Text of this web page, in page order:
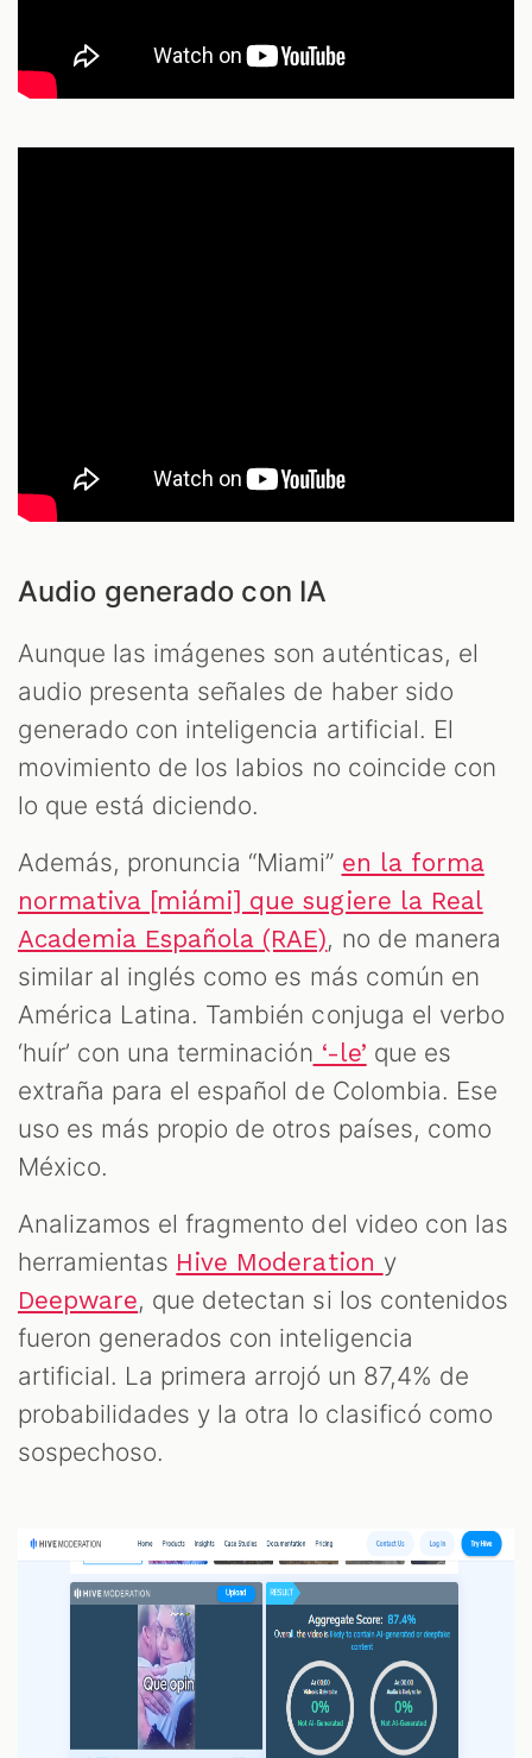
Audio generado con IA
Aunque las imágenes son auténticas, el
audio presenta señales de haber sido
generado con inteligencia artificial. El
movimiento de los labios no coincide con
lo que está diciendo.
Además, pronuncia “Miami” en la forma
normativa [miámi] que sugiere la Real
Academia Española (RAE), no de manera
similar al inglés como es más común en
América Latina. También conjuga el verbo
‘huír’ con una terminación ‘-le’ que es
extraña para el español de Colombia. Ese
uso es más propio de otros países, como
México.
Analizamos el fragmento del video con las
herramientas Hive Moderation y
Deepware, que detectan si los contenidos
fueron generados con inteligencia
artificial. La primera arrojó un 87,4% de
probabilidades y la otra lo clasificó como
sospechoso.